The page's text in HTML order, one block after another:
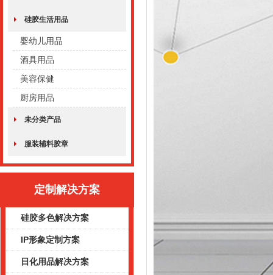
硅胶生活用品
婴幼儿用品
酒具用品
美容保健
厨房用品
未分类产品
服装辅料胶章
定制解决方案
硅胶多色解决方案
IP形象定制方案
日化用品解决方案